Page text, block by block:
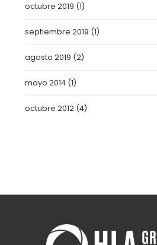
octubre 2019 (1)
septiembre 2019 (1)
agosto 2019 (2)
mayo 2014 (1)
octubre 2012 (4)